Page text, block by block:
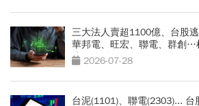
三大法人賣超1100億、台股
華邦電、旺宏、聯電、群創…
坑」買點
2026-07-28
台泥(1101)、聯電(2303)... 台